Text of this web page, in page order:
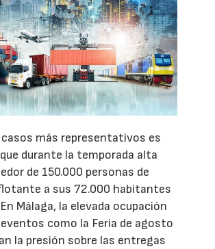
casos más representativos es
durante la temporada alta
de 150.000 personas de
a sus 72.000 habitantes
Málaga, la elevada ocupación
como la Feria de agosto
la presión sobre las entregas